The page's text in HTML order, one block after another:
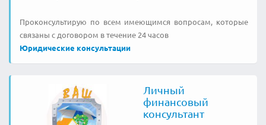
Проконсультирую по всем имеющимся вопросам, которые
связаны с договором в течение 24 часов
Юридические консультации
Личный
финансовый
консультант